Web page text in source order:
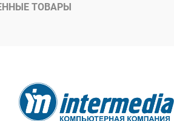
ТОВАРЫ